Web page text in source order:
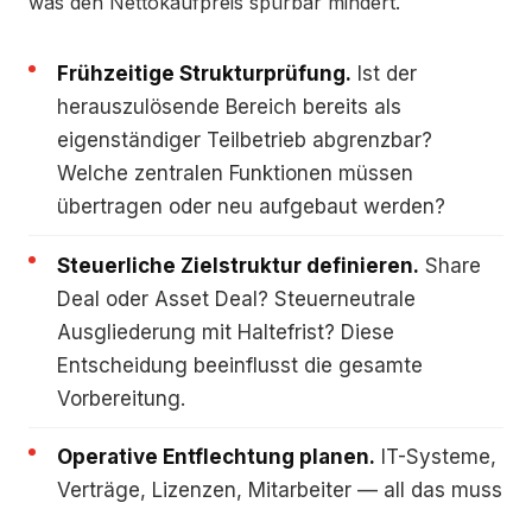
Frühzeitige Strukturprüfung. Ist der
herauszulösende Bereich bereits als
eigenständiger Teilbetrieb abgrenzbar?
Welche zentralen Funktionen müssen
übertragen oder neu aufgebaut werden?
Steuerliche Zielstruktur definieren. Share
Deal oder Asset Deal? Steuerneutrale
Ausgliederung mit Haltefrist? Diese
Entscheidung beeinflusst die gesamte
Vorbereitung.
Operative Entflechtung planen. IT-Systeme,
Verträge, Lizenzen, Mitarbeiter — all das muss